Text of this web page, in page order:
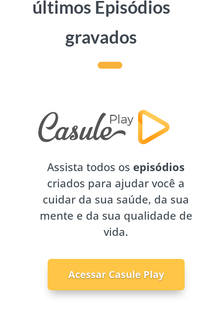
últimos Episódios
gravados
Assista todos os episódios
criados para ajudar você a
cuidar da sua saúde, da sua
mente e da sua qualidade de
vida.
Acessar Casule Play